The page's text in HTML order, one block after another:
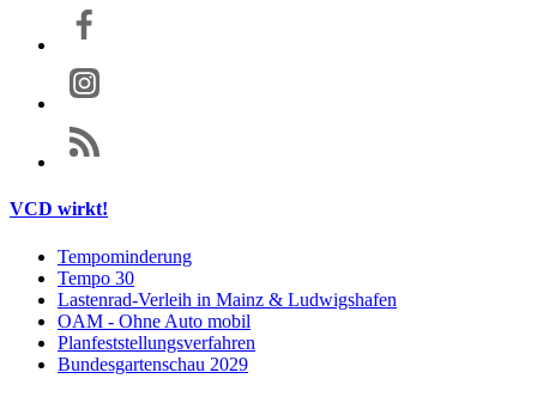
VCD wirkt!
Tempominderung
Tempo 30
Lastenrad-Verleih in Mainz & Ludwigshafen
OAM - Ohne Auto mobil
Planfeststellungsverfahren
Bundesgartenschau 2029